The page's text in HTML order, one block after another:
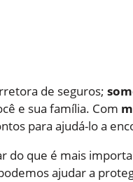
de seguros;
e sua família. Com
para ajudá-lo a
do que é mais
ajudar a